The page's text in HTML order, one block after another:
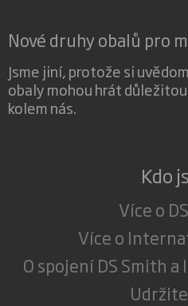
Nové druhy obalů pro
Jsme jiní, protože si
obaly mohou hrát
kolem nás.
Kdo
Více o
Více o
O spojení DS Smith